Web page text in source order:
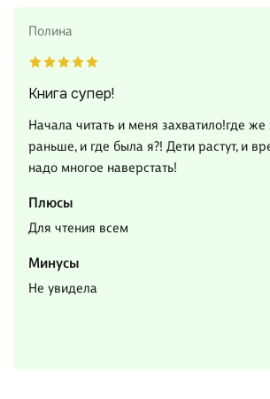
Полина
Книга супер!
Начала читать и меня захватило!где же
раньше, и где была я?! Дети растут, и
надо многое наверстать!
Плюсы
Для чтения всем
Минусы
Не увидела